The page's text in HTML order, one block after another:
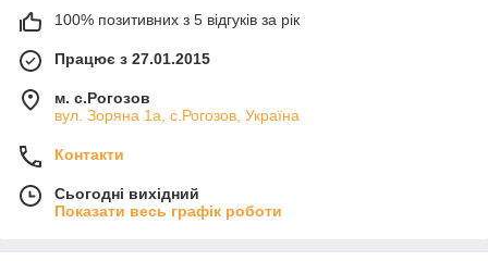
100% позитивних з 5 відгуків за рік
Працює з 27.01.2015
м. с.Рогозов
вул. Зоряна 1а, с.Рогозов, Україна
Контакти
Сьогодні вихідний
Показати весь графік роботи